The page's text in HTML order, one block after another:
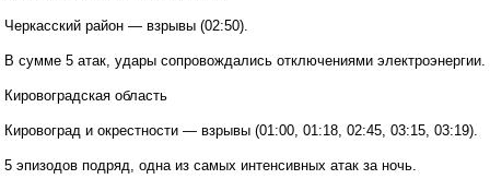
Черкасский район — взрывы (02:50).
В сумме 5 атак, удары сопровождались отключениями электроэнергии.
Кировоградская область
Кировоград и окрестности — взрывы (01:00, 01:18, 02:45, 03:15, 03:19).
5 эпизодов подряд, одна из самых интенсивных атак за ночь.